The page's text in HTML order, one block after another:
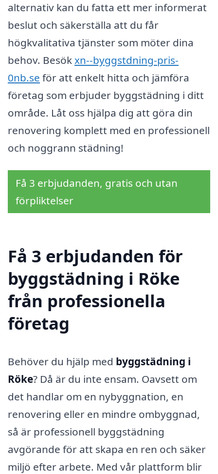
alternativ kan du fatta ett mer informerat
beslut och säkerställa att du får
högkvalitativa tjänster som möter dina
behov. Besökxn--byggstdning-pris-
0nb.se för att enkelt hitta och jämföra
företag som erbjuder byggstädning i ditt
område. Låt oss hjälpa dig att göra din
renovering komplett med en professionell
och noggrann städning!
Få 3 erbjudanden, gratis och utan
förpliktelser
Få 3 erbjudanden för
byggstädning i Röke
från professionella
företag
Behöver du hjälp med byggstädning i
Röke? Då är du inte ensam. Oavsett om
det handlar om en nybyggnation, en
renovering eller en mindre ombyggnad,
så är professionell byggstädning
avgörande för att skapa en ren och säker
miljö efter arbete. Med vår plattform blir